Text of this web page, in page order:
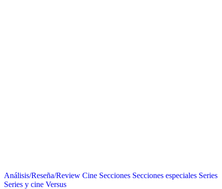
Análisis/Reseña/Review Cine Secciones Secciones especiales Series
Series y cine Versus